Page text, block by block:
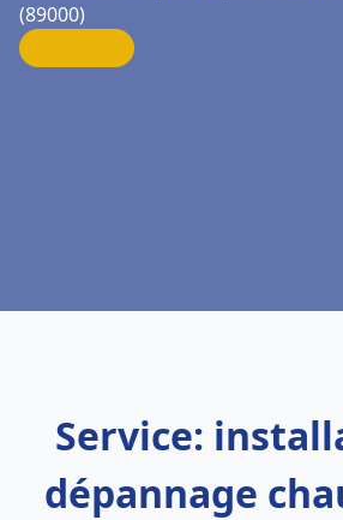
(89000)
Service:
dépannage